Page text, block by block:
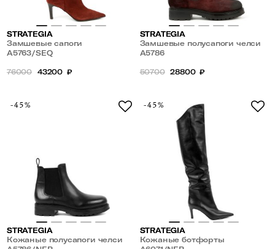
STRATEGIA
Замшевые сапоги
A5763/SEQ
76000 43200 ₽
STRATEGIA
Замшевые полусапоги челси
A5786
50700 28800 ₽
-45%
STRATEGIA
Кожаные полусапоги челси
-45%
STRATEGIA
Кожаные ботфорты